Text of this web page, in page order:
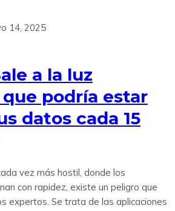
14, 2025
a la luz
podría estar
datos cada 15
vez más hostil, donde los
con rapidez, existe un peligro que
expertos. Se trata de las aplicaciones